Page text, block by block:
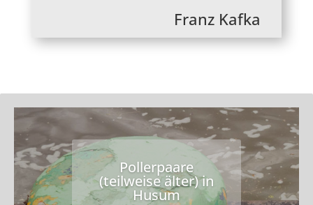
Franz Kafka
Pollerpaare
(teilweise älter) in
Husum